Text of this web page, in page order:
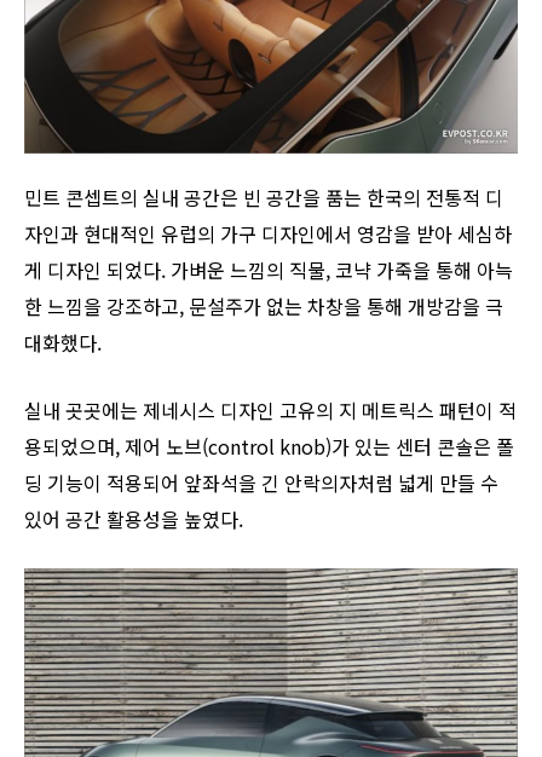
민트 콘셉트의 실내 공간은 빈 공간을 품는 한국의 전통적 디
자인과 현대적인 유럽의 가구 디자인에서 영감을 받아 세심하
게 디자인 되었다. 가벼운 느낌의 직물, 코냑 가죽을 통해 아늑
한 느낌을 강조하고, 문설주가 없는 차창을 통해 개방감을 극
대화했다.
실내 곳곳에는 제네시스 디자인 고유의 지 메트릭스 패턴이 적
용되었으며, 제어 노브(control knob)가 있는 센터 콘솔은 폴
딩 기능이 적용되어 앞좌석을 긴 안락의자처럼 넓게 만들 수
있어 공간 활용성을 높였다.